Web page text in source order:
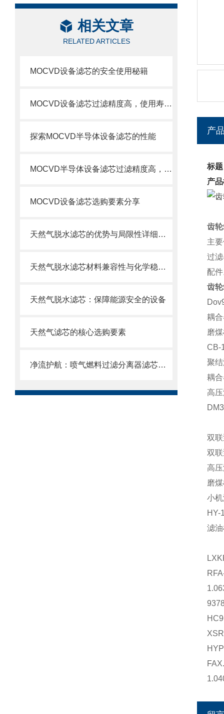
相关文章
RELATED ARTICLES
MOCVD设备滤芯的安全使用秘籍
MOCVD设备滤芯过滤精度高，使用寿命长
探索MOCVD半导体设备滤芯的性能
MOCVD半导体设备滤芯过滤精度高，使用寿命长
MOCVD设备滤芯选购要素分享
天然气脱水滤芯的优势与局限性详细分析
天然气脱水滤芯材料兼容性与化学稳定性
天然气脱水滤芯：保障能源安全的设备
天然气滤芯的核心选购要素
净流护航：喷气燃料过滤分离器滤芯的使用目的
产
标
产
齿
主
过
配
齿
耦
磨
CB-
聚
耦
高
双
双
高
磨
小
HY-
滤